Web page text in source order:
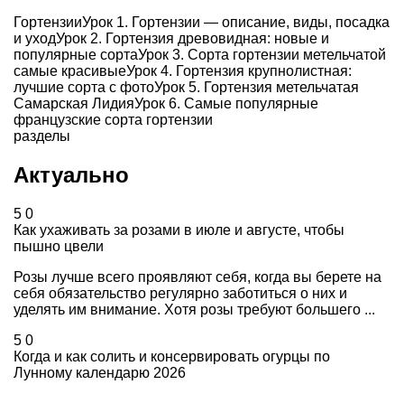
ГортензииУрок 1. Гортензии — описание, виды, посадка
и уходУрок 2. Гортензия древовидная: новые и
популярные сортаУрок 3. Сорта гортензии метельчатой
самые красивыеУрок 4. Гортензия крупнолистная:
лучшие сорта с фотоУрок 5. Гортензия метельчатая
Самарская ЛидияУрок 6. Самые популярные
французские сорта гортензии
разделы
Актуально
5 0
Как ухаживать за розами в июле и августе, чтобы
пышно цвели
Розы лучше всего проявляют себя, когда вы берете на
себя обязательство регулярно заботиться о них и
уделять им внимание. Хотя розы требуют большего ...
5 0
Когда и как солить и консервировать огурцы по
Лунному календарю 2026